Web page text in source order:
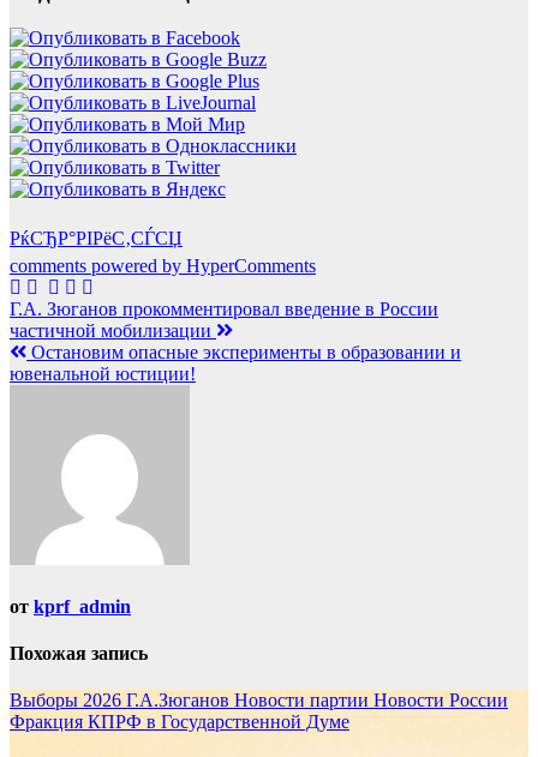
РќСЂР°РІРёС‚СЃСЏ
comments powered by HyperComments
Навигация
по
записям
Г.А. Зюганов прокомментировал введение в России
частичной мобилизации
Остановим опасные эксперименты в образовании и
ювенальной юстиции!
от kprf_admin
Похожая запись
Выборы 2026 Г.А.Зюганов Новости партии Новости России
Фракция КПРФ в Государственной Думе